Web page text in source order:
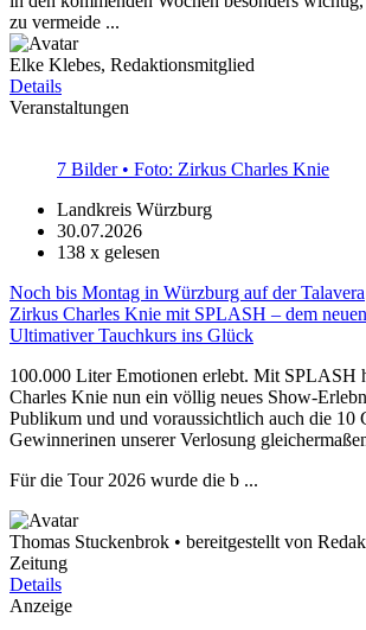
zu vermeide ...
Elke Klebes, Redaktionsmitglied
Details
Veranstaltungen
7 Bilder • Foto: Zirkus Charles Knie
Landkreis Würzburg
30.07.2026
138 x gelesen
Noch bis Montag in Würzburg auf der Talavera
Zirkus Charles Knie mit SPLASH – dem
Ultimativer Tauchkurs ins Glück
100.000 Liter Emotionen erlebt. Mit SPLASH
Charles Knie nun ein völlig neues Show-
Publikum und und voraussichtlich auch die 10
Gewinnerinen unserer Verlosung
Für die Tour 2026 wurde die b ...
Thomas Stuckenbrok • bereitgestellt von
Zeitung
Details
Anzeige